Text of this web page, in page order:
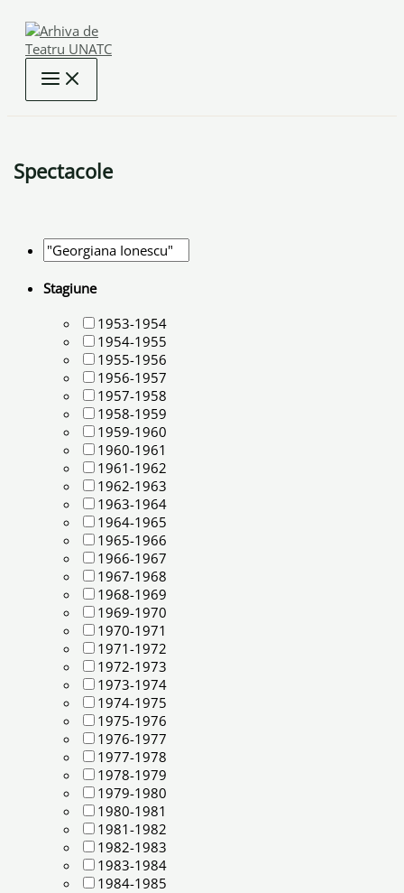
content
Spectacole
Stagiune
1953-1954
1954-1955
1955-1956
1956-1957
1957-1958
1958-1959
1959-1960
1960-1961
1961-1962
1962-1963
1963-1964
1964-1965
1965-1966
1966-1967
1967-1968
1968-1969
1969-1970
1970-1971
1971-1972
1972-1973
1973-1974
1974-1975
1975-1976
1976-1977
1977-1978
1978-1979
1979-1980
1980-1981
1981-1982
1982-1983
1983-1984
1984-1985